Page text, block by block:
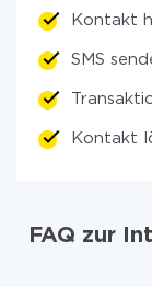
Kontakt
SMS
Kontakt
FAQ zur